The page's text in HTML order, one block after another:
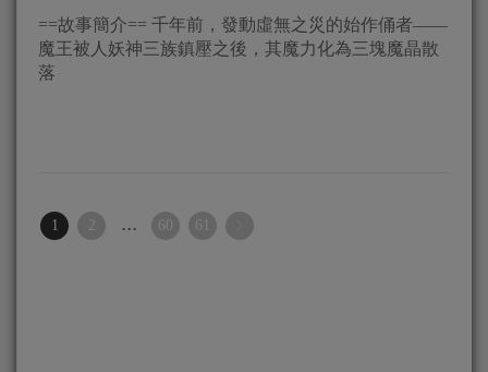
==故事簡介== 千年前，發動虛無之災的始作俑者——
魔王被人妖神三族鎮壓之後，其魔力化為三塊魔晶散
落
1 2 ... 60 61